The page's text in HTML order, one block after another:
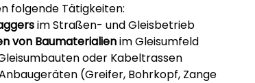
folgende Tätigkeiten:
im Straßen- und Gleisbetrieb
von Baumaterialien im Gleisumfeld
oder Kabeltrassen
(Greifer, Bohrkopf, Zange